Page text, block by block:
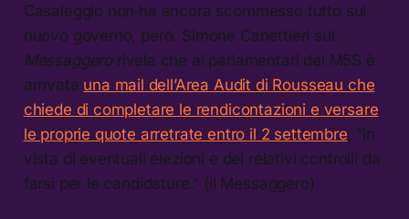
Casaleggio non ha ancora scommesso tutto sul
nuovo governo, però. Simone Canettieri sul
Messaggerorivela che ai parlamentari del M5S è
arrivata una mail dell’Area Audit di Rousseau che
chiede di completare le rendicontazioni e versare
le proprie quote arretrate entro il 2 settembre , “in
vista di eventuali elezioni e dei relativi controlli da
farsi per le candidature.” (il Messaggero)